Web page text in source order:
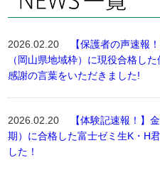
2026.02.20
【保護者の声速報
（岡山県地域枠）に現役合格し
感謝の言葉をいただきました!
2026.02.20
【体験記速報！】
期）に合格した富士ゼミ生K・H
した！